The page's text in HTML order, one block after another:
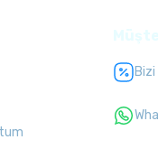
Bizi